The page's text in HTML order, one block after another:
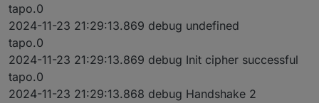
tapo.0
2024-11-23 21:29:13.869 debug undefined
tapo.0
2024-11-23 21:29:13.869 debug Init cipher successful
tapo.0
2024-11-23 21:29:13.868 debug Handshake 2